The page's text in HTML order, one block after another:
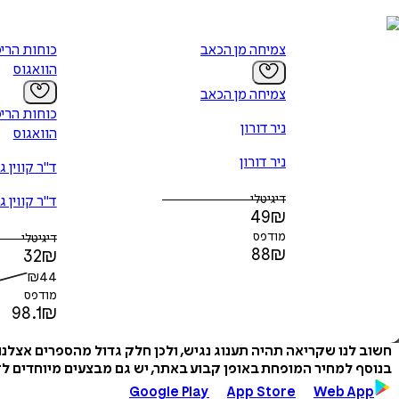
צמיחה מן הכאב
צמיחה מן הכאב
ניר דורון
ניר דורון
דיגיטלי
49₪
מודפס
88₪
כוחות
הוואגוס
כוחות
הוואגוס
ד"ר קווין
ד"ר קווין
דיגיטלי
32₪
₪44
מודפס
98.1₪
חשוב לנו שקריאה תהיה תענוג נגיש, ולכן חלק גדול מהספרים
בנוסף למחיר המופחת באופן קבוע באתר, יש גם מבצעים מיוחדים
Google Play
App Store Web App